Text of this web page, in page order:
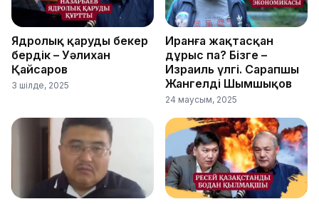
Ядролық қаруды бекер
бердік – Уәлихан
Қайсаров
3 шілде, 2025
Иранға жақтасқан
дұрыс па? Бізге –
Израиль үлгі. Сарапшы
Жангелді Шымшықов
24 маусым, 2025